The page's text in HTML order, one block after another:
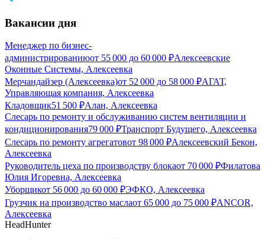
Вакансии дня
Менеджер по бизнес-
администрированиюот 55 000 до 60 000 ₽Алексеевские
Оконные Системы, Алексеевка
Мерчандайзер (Алексеевка)от 52 000 до 58 000 ₽АГАТ,
Управляющая компания, Алексеевка
Кладовщик51 500 ₽Алан, Алексеевка
Слесарь по ремонту и обслуживанию систем вентиляции и
кондиционирования79 000 ₽Транспорт Будущего, Алексеевка
Слесарь по ремонту агрегатовот 98 000 ₽Алексеевский Бекон,
Алексеевка
Руководитель цеха по производству блокаот 70 000 ₽Филатова
Юлия Игоревна, Алексеевка
Уборщикот 56 000 до 60 000 ₽ЭФКО, Алексеевка
Грузчик на производство маслаот 65 000 до 75 000 ₽ANCOR,
Алексеевка
HeadHunter